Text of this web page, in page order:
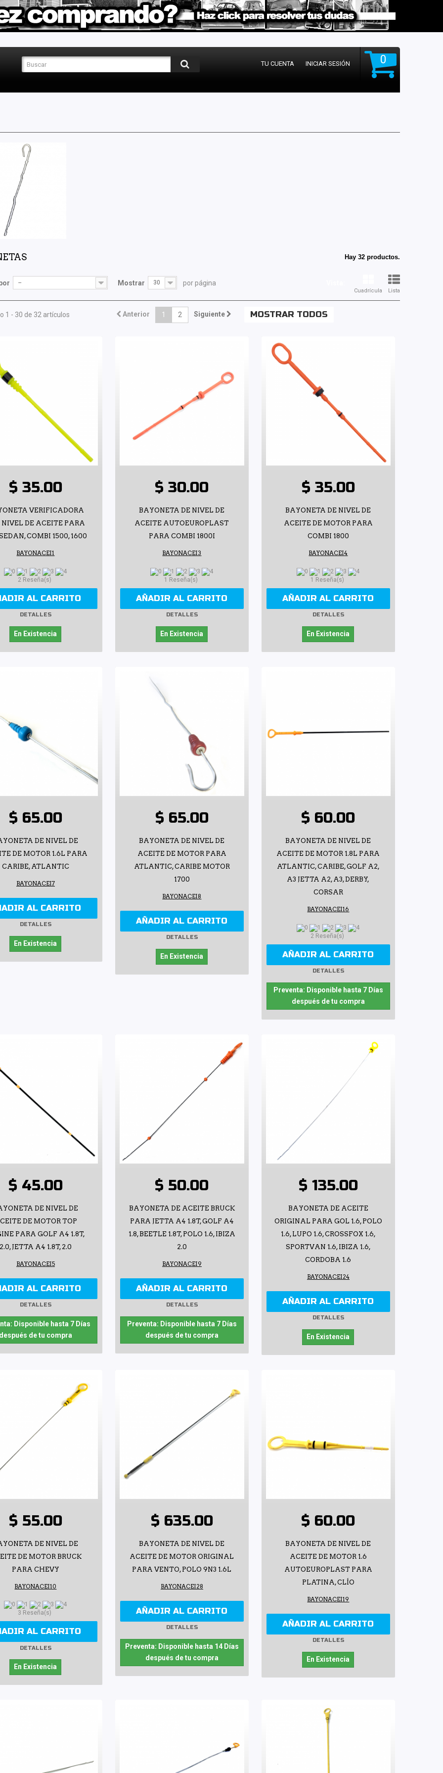
0
TU CUENTA INICIAR SESIÓN
Hay 32 productos.
Cuadrícula Lista
-- Mostrar 30 por página
MOSTRAR TODOS
Anterior 1 2 Siguiente
1 - 30 de 32 artículos
$ 35.00
VERIFICADORA
NIVEL DE ACEITE PARA
COMBI 1500, 1600
BAYONACEI1
2 Reseña(s)
AL CARRITO
DETALLES
En Existencia
$ 30.00
BAYONETA DE NIVEL DE
ACEITE AUTOEUROPLAST
PARA COMBI 1800I
BAYONACEI3
1 Reseña(s)
AÑADIR AL CARRITO
DETALLES
En Existencia
$ 35.00
BAYONETA DE NIVEL DE
ACEITE DE MOTOR PARA
COMBI 1800
BAYONACEI4
1 Reseña(s)
AÑADIR AL CARRITO
DETALLES
En Existencia
$ 65.00
DE NIVEL DE
DE MOTOR 1.6L PARA
CARIBE, ATLANTIC
BAYONACEI7
AL CARRITO
DETALLES
En Existencia
$ 65.00
BAYONETA DE NIVEL DE
ACEITE DE MOTOR PARA
ATLANTIC, CARIBE MOTOR
1700
BAYONACEI8
AÑADIR AL CARRITO
DETALLES
En Existencia
$ 60.00
BAYONETA DE NIVEL DE
ACEITE DE MOTOR 1.8L PARA
ATLANTIC, CARIBE, GOLF A2,
A3 JETTA A2, A3, DERBY,
CORSAR
BAYONACEI16
2 Reseña(s)
AÑADIR AL CARRITO
DETALLES
Preventa: Disponible hasta 7 Días
después de tu compra
$ 45.00
DE NIVEL DE
DE MOTOR TOP
PARA GOLF A4 1.8T,
JETTA A4 1.8T, 2.0
BAYONACEI5
AL CARRITO
DETALLES
Disponible hasta 7 Días
de tu compra
$ 50.00
BAYONETA DE ACEITE BRUCK
PARA JETTA A4 1.8T, GOLF A4
1.8, BEETLE 1.8T, POLO 1.6, IBIZA
2.0
BAYONACEI9
AÑADIR AL CARRITO
DETALLES
Preventa: Disponible hasta 7 Días
después de tu compra
$ 135.00
BAYONETA DE ACEITE
ORIGINAL PARA GOL 1.6, POLO
1.6, LUPO 1.6, CROSSFOX 1.6,
SPORTVAN 1.6, IBIZA 1.6,
CORDOBA 1.6
BAYONACEI24
AÑADIR AL CARRITO
DETALLES
En Existencia
$ 55.00
DE NIVEL DE
DE MOTOR BRUCK
PARA CHEVY
BAYONACEI10
3 Reseña(s)
AL CARRITO
DETALLES
En Existencia
$ 635.00
BAYONETA DE NIVEL DE
ACEITE DE MOTOR ORIGINAL
PARA VENTO, POLO 9N3 1.6L
BAYONACEI28
AÑADIR AL CARRITO
DETALLES
Preventa: Disponible hasta 14 Días
después de tu compra
$ 60.00
BAYONETA DE NIVEL DE
ACEITE DE MOTOR 1.6
AUTOEUROPLAST PARA
PLATINA, CLÍO
BAYONACEI19
AÑADIR AL CARRITO
DETALLES
En Existencia